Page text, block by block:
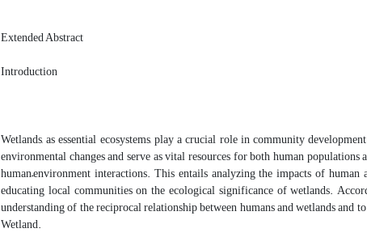
Extended Abstract
Introduction
Wetlands, as essential ecosystems, play a crucial role in community
environmental changes and serve as vital resources for both human
human–environment interactions. This entails analyzing the impacts of
educating local communities on the ecological significance of wetlands.
understanding of the reciprocal relationship between humans and wetlands
Wetland.